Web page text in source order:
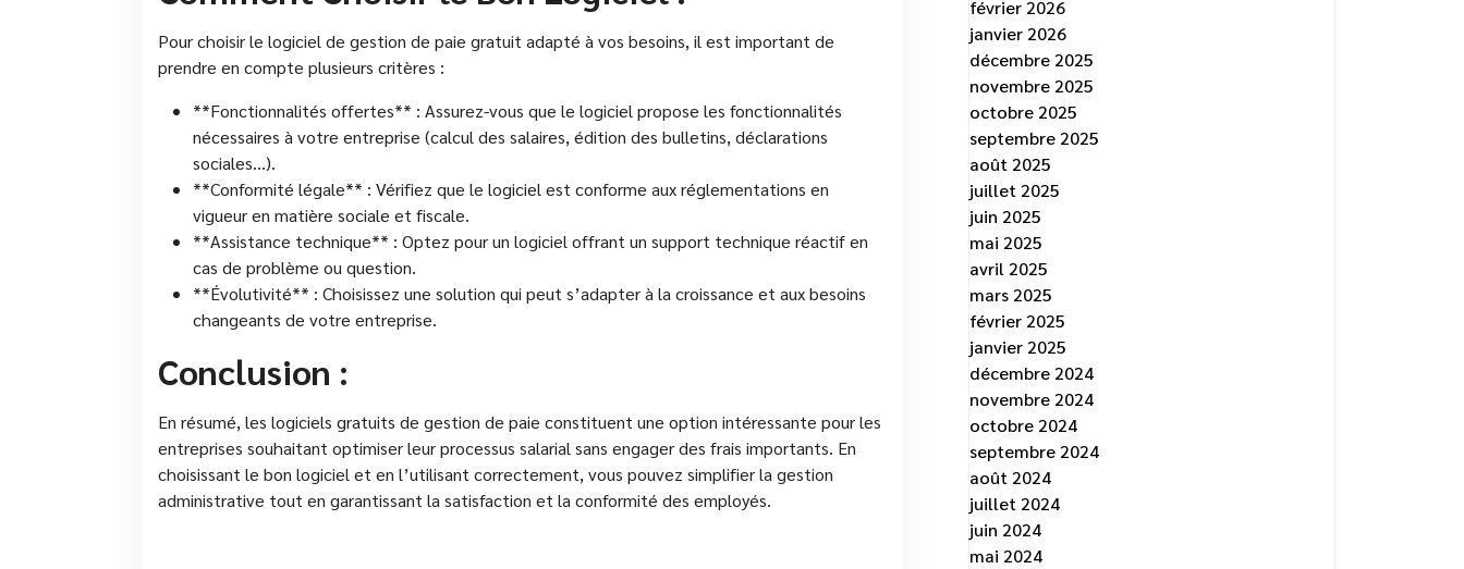
Pour choisir le logiciel de gestion de paie gratuit adapté à vos besoins, il est important de
prendre en compte plusieurs critères :
**Fonctionnalités offertes** : Assurez-vous que le logiciel propose les fonctionnalités
nécessaires à votre entreprise (calcul des salaires, édition des bulletins, déclarations
sociales…).
**Conformité légale** : Vérifiez que le logiciel est conforme aux réglementations en
vigueur en matière sociale et fiscale.
**Assistance technique** : Optez pour un logiciel offrant un support technique réactif en
cas de problème ou question.
**Évolutivité** : Choisissez une solution qui peut s’adapter à la croissance et aux besoins
changeants de votre entreprise.
Conclusion :
En résumé, les logiciels gratuits de gestion de paie constituent une option intéressante pour les
entreprises souhaitant optimiser leur processus salarial sans engager des frais importants. En
choisissant le bon logiciel et en l’utilisant correctement, vous pouvez simplifier la gestion
administrative tout en garantissant la satisfaction et la conformité des employés.
février 2026
janvier 2026
décembre 2025
novembre 2025
octobre 2025
septembre 2025
août 2025
juillet 2025
juin 2025
mai 2025
avril 2025
mars 2025
février 2025
janvier 2025
décembre 2024
novembre 2024
octobre 2024
septembre 2024
août 2024
juillet 2024
juin 2024
mai 2024